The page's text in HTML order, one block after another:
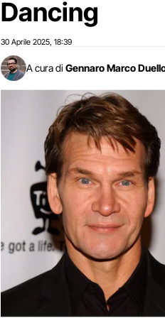
Dancing
30 Aprile 2025 18:39
A cura di Gennaro Marco